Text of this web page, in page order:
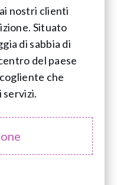
nostri clienti
Situato
di sabbia di
del paese
che